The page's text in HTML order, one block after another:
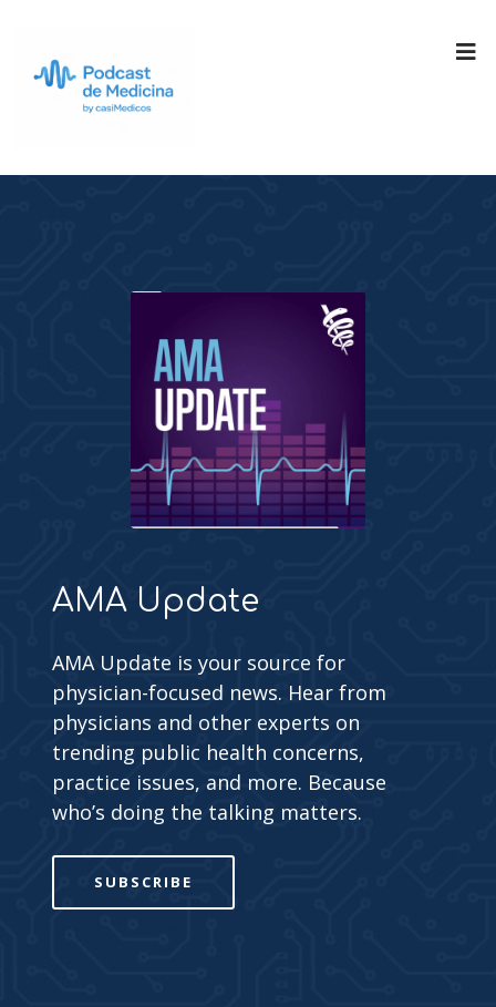
AMA Update
AMA Update is your source for
physician-focused news. Hear from
physicians and other experts on
trending public health concerns,
practice issues, and more. Because
who’s doing the talking matters.
SUBSCRIBE